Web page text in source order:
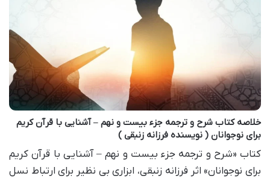
خلاصه کتاب شرح و ترجمه جزء بیست و نهم – آشنایی با قرآن کریم
برای نوجوانان ( نویسنده فرزانه زنبقی )
کتاب «شرح و ترجمه جزء بیست و نهم – آشنایی با قرآن کریم
برای نوجوانان» اثر فرزانه زنبقی، ابزاری بی نظیر برای ارتباط نسل